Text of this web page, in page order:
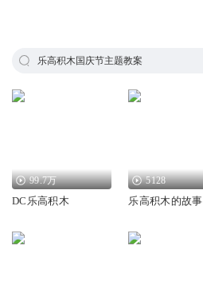
乐高积木国庆节主题教案
99.7万
DC乐高积木
5128
乐高积木的故事